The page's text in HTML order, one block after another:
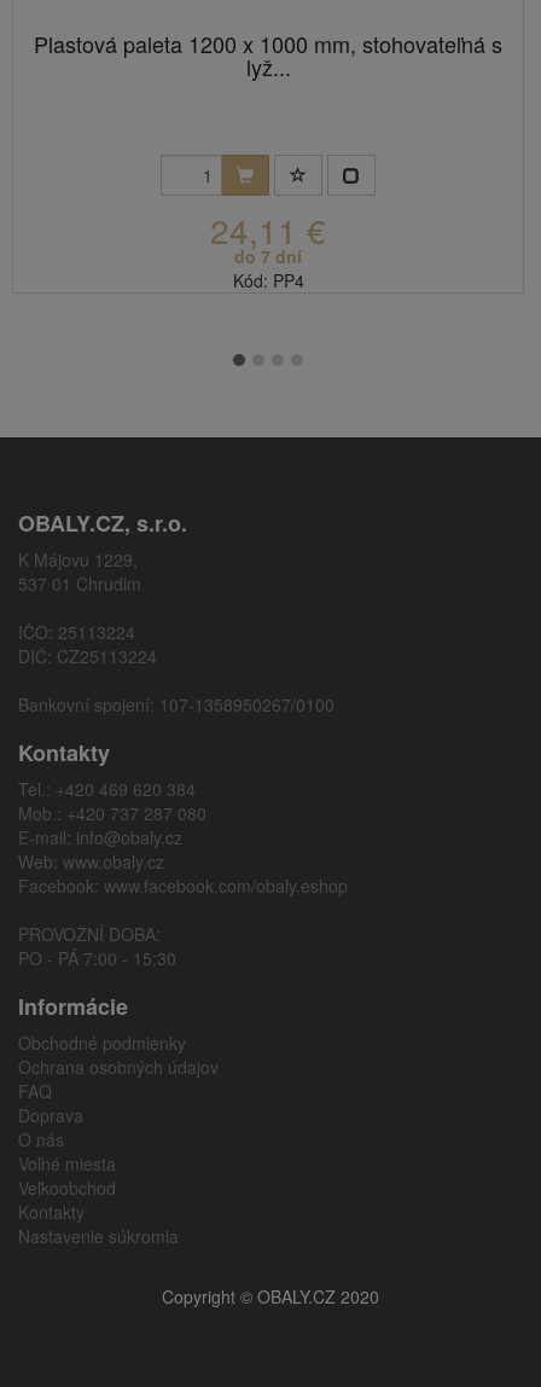
Plastová paleta 1200 x 1000 mm, stohovateľná s
lyž...
24,11 €
do 7 dní
Kód: PP4
OBALY.CZ, s.r.o.
K Májovu 1229,
537 01 Chrudim
IČO: 25113224
DIČ: CZ25113224
Bankovní spojení: 107-1358950267/0100
Kontakty
Tel.: +420 469 620 384
Mob.: +420 737 287 080
E-mail: info@obaly.cz
Web: www.obaly.cz
Facebook: www.facebook.com/obaly.eshop
PROVOZNÍ DOBA:
PO - PÁ 7:00 - 15:30
Informácie
Obchodné podmienky
Ochrana osobných údajov
FAQ
Doprava
O nás
Voľné miesta
Veľkoobchod
Kontakty
Nastavenie súkromia
Copyright © OBALY.CZ 2020